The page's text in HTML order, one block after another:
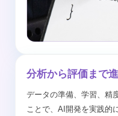
分析から評価まで
データの準備、学習、精
ことで、AI開発を実践的